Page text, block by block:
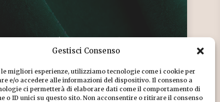
Gestisci Consenso
migliori esperienze, utilizziamo tecnologie come i cookie per
e/o accedere alle informazioni del dispositivo. Il consenso a
ci permetterà di elaborare dati come il comportamento di
o ID unici su questo sito. Non acconsentire o ritirare il consenso
COOKIE POLICY
DICONO DI NOI